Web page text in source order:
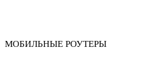
МОБИЛЬНЫЕ РОУТЕРЫ